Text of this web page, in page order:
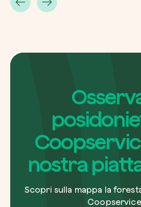
nostra
Scopri sulla mappa la
Coopservice